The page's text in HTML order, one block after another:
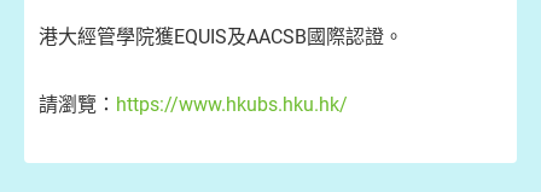
港大經管學院獲EQUIS及AACSB國際認證。
請瀏覽： https://www.hkubs.hku.hk/